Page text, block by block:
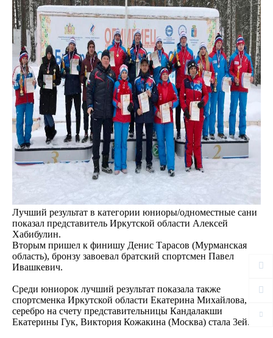
Лучший результат в категории юниоры/одноместные сани
показал представитель Иркутской области Алексей
Хабибулин.
Вторым пришел к финишу Денис Тарасов (Мурманская
область), бронзу завоевал братский спортсмен Павел
Ивашкевич.
Среди юниорок лучший результат показала также
спортсменка Иркутской области Екатерина Михайлова,
серебро на счету представительницы Кандалакши
Екатерины Гук, Виктория Кожакина (Москва) стала 3ей.